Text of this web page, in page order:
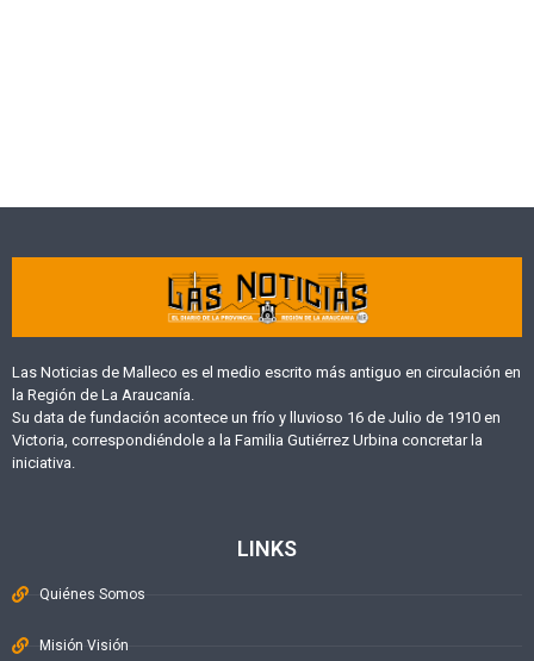
Las Noticias de Malleco es el medio escrito más antiguo en circulación en
la Región de La Araucanía.
Su data de fundación acontece un frío y lluvioso 16 de Julio de 1910 en
Victoria, correspondiéndole a la Familia Gutiérrez Urbina concretar la
iniciativa.
LINKS
Quiénes Somos
Misión Visión